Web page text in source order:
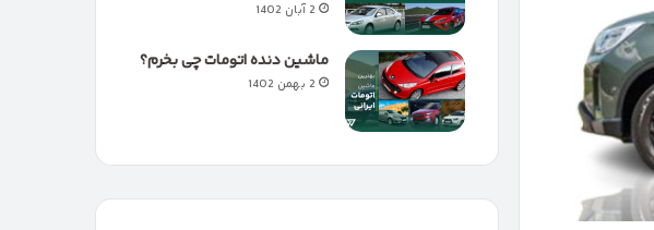
2 آبان 1402
ماشین دنده اتومات چی بخرم؟
2 بهمن 1402